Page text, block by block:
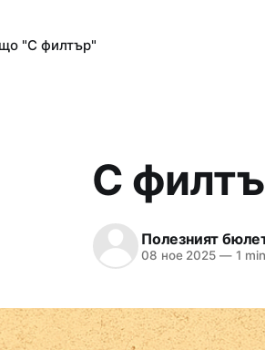
"С филтър"
С
Полезният
08 ное 2025 —1